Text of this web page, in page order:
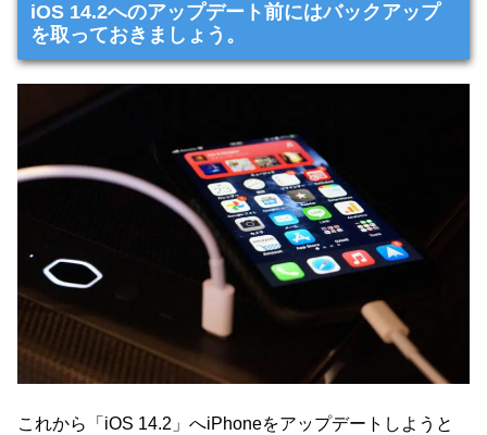
iOS 14.2へのアップデート前にはバックアップ
を取っておきましょう。
これから「iOS 14.2」へiPhoneをアップデートしようと